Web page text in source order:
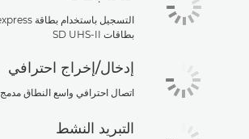
بطاقات SD UHS-II
إدخال/إخراج احترافي
اتصال احترافي واسع النطاق مدمج
التبريد النشط